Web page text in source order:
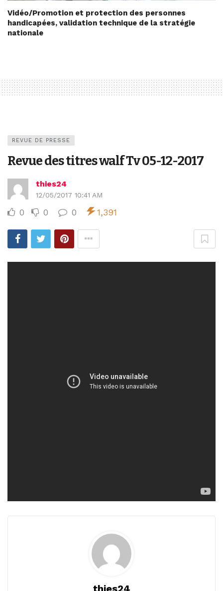
Vidéo/Promotion et protection des personnes
handicapées, validation technique de la stratégie
nationale
REVUE DE PRESSE
Revue des titres walf Tv 05-12-2017
thies24
12/05/2017 10:41 AM
0 0 0 1,391